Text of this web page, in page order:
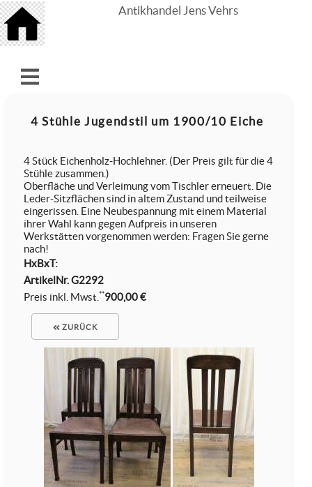
Antikhandel Jens Vehrs
4 Stühle Jugendstil um 1900/10 Eiche
4 Stück Eichenholz-Hochlehner. (Der Preis gilt für die 4
Stühle zusammen.)
Oberfläche und Verleimung vom Tischler erneuert. Die
Leder-Sitzflächen sind in altem Zustand und teilweise
eingerissen. Eine Neubespannung mit einem Material
ihrer Wahl kann gegen Aufpreis in unseren
Werkstätten vorgenommen werden: Fragen Sie gerne
nach!
HxBxT:
ArtikelNr.G2292
Preis inkl. Mwst.**900,00 €
ZURÜCK